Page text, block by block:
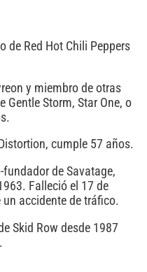
de Red Hot Chili Peppers
y miembro de otras
Gentle Storm, Star One, o
cumple 57 años.
de Savatage,
Falleció el 17 de
accidente de tráfico.
Skid Row desde 1987